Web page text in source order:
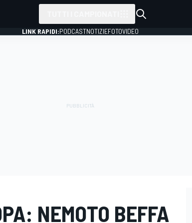
LINK RAPIDI:PODCASTNOTIZIEFOTOVIDEO
NEMOTO BEFFA